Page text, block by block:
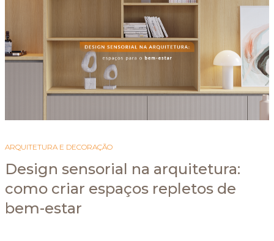
ARQUITETURA E DECORAÇÃO
Design sensorial na arquitetura:
como criar espaços repletos de
bem-estar